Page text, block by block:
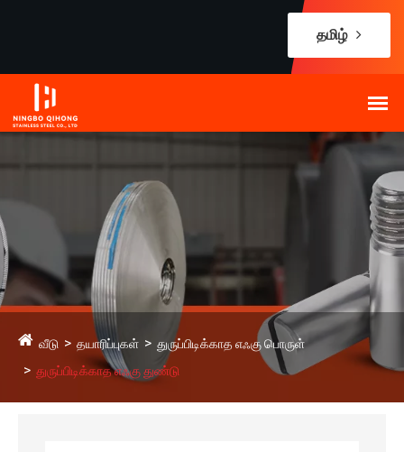
தமிழ்
வீடு தயாரிப்புகள்
துருப்பிடிக்காத எஃகு பொருள்
துருப்பிடிக்காத எஃகு துண்டு